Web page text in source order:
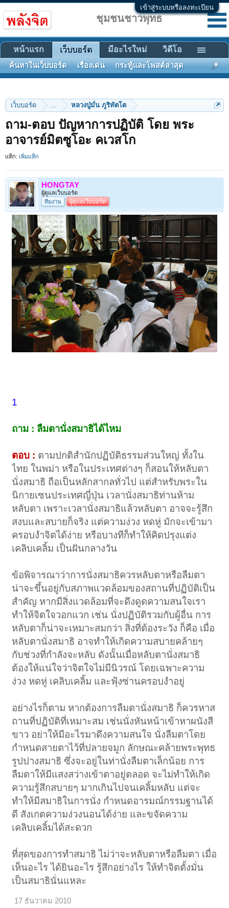
เข้าสู่ระบบหรือลงทะเบียน
เว็บบอร์ด ... หลวงปู่มั่น ภูริทัตโต
ถาม-ตอบ ปัญหาการปฏิบัติ โดย พระ
อาจารย์มิตซูโอะ คเวสโก
แท็ก: เพิ่มแท็ก
HONGTAY
ผู้ดูแลเว็บบอร์ด
ทีมงาน
ผู้ดูแลเว็บบอร์ด
1
ถาม : ลืมตานั่งสมาธิได้ไหม
ตอบ : ตามปกติสำนักปฏิบัติธรรมส่วนใหญ่ ทั้งใน
ไทย ในพม่า หรือในประเทศต่างๆ ก็สอนให้หลับตา
นั่งสมาธิ ถือเป็นหลักสากลทั่วไป แต่สำหรับพระใน
นิกายเซนประเทศญี่ปุ่น เวลานั่งสมาธิท่านห้าม
หลับตา เพราะเวลานั่งสมาธิแล้วหลับตา อาจจะรู้สึก
สงบและสบายก็จริง แต่ความง่วง หดหู่ มักจะเข้ามา
ครอบงำจิตได้ง่าย หรือบางทีก็ทำให้คิดปรุงแต่ง
เคลิบเคลิ้ม เป็นฝันกลางวัน
ข้อพิจารณาว่าการนั่งสมาธิควรหลับตาหรือลืมตา
น่าจะขึ้นอยู่กับสภาพแวดล้อมของสถานที่ปฏิบัติเป็น
สำคัญ หากมีสิ่งแวดล้อมที่จะดึงดูดความสนใจเรา
ทำให้จิตใจวอกแวก เช่น นั่งปฏิบัติรวมกับผู้อื่น การ
หลับตาก็น่าจะเหมาะสมกว่า สิ่งที่ต้องระวัง ก็คือ เมื่อ
หลับตานั่งสมาธิ อาจทำให้เกิดความสบายคล้ายๆ
กับช่วงที่กำลังจะหลับ ดังนั้นเมื่อหลับตานั่งสมาธิ
ต้องให้แน่ใจว่าจิตใจไม่มีนิวรณ์ โดยเฉพาะความ
ง่วง หดหู่ เคลิบเคลิ้ม และฟุ้งซ่านครอบงำอยู่
อย่างไรก็ตาม หากต้องการลืมตานั่งสมาธิ ก็ควรหาส
ถานที่ปฏิบัติที่เหมาะสม เช่นนั่งหันหน้าเข้าหาผนังสี
ขาว อย่าให้มีอะไรมาดึงความสนใจ นั่งลืมตาโดย
กำหนดสายตาไว้ที่ปลายจมูก ลักษณะคล้ายพระพุทธ
รูปปางสมาธิ ซึ่งจะอยู่ในท่านั่งลืมตาเล็กน้อย การ
ลืมตาให้มีแสงสว่างเข้าตาอยู่ตลอด จะไม่ทำให้เกิด
ความรู้สึกสบายๆ มากเกินไปจนเคลิ้มหลับ แต่จะ
ทำให้มีสมาธิในการนั่ง กำหนดอารมณ์กรรมฐานได้
ดี สังเกตความง่วงนอนได้ง่าย และขจัดความ
เคลิบเคลิ้มได้สะดวก
ที่สุดของการทำสมาธิ ไม่ว่าจะหลับตาหรือลืมตา เมื่อ
เห็นอะไร ได้ยินอะไร รู้สึกอย่างไร ให้ทำจิตตั้งมั่น
เป็นสมาธินั่นแหละ
17 ธันวาคม 2010
ชุมชนชาวพุทธ
หน้าแรก เว็บบอร์ด
ค้นหาในเว็บบอร์ด เรื่องเด่น กระทู้และโพสต์ล่าสุด
มีอะไรใหม่ วิดีโอ